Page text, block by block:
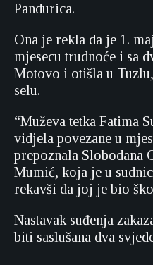
Pandurica.
Ona je rekla da je 1.
mjesecu trudnoće i sa
Motovo i otišla u
selu.
“Muževa tetka Fatima
vidjela povezane u
prepoznala Slobodana
Mumić, koja je u
rekavši da joj je bio
Nastavak suđenja
biti saslušana dva